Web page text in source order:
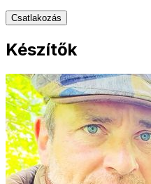
Csatlakozás
Készítők